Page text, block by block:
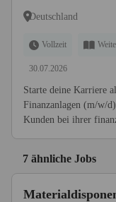
Finanzanlagen
Deutschland
Vollzeit
30.07.2026
Starte deine Karriere
Finanzanlagen (m/w/
Kunden bei ihrer
7 ähnliche Jobs